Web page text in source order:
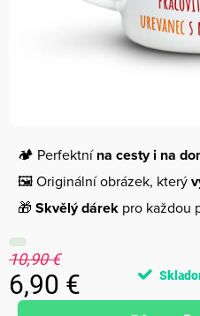
🏕️ Perfektnína cesty i na
🖼️ Originální obrázek, který
🎁 Skvělý dárek pro každou
10,90 €
6,90 €
Jednotková